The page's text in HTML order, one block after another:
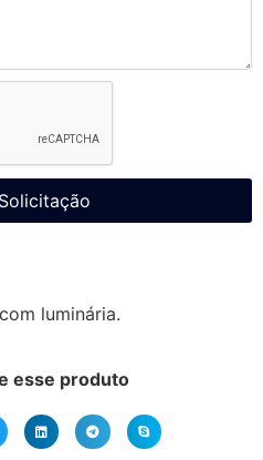
luminária.
esse produto